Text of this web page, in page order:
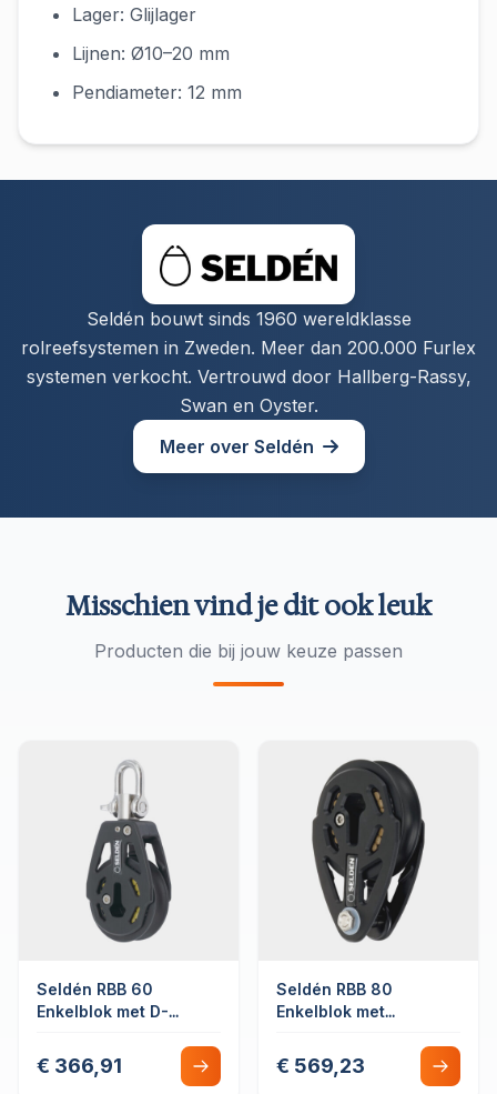
Lager: Glijlager
Lijnen: Ø10–20 mm
Pendiameter: 12 mm
Seldén bouwt sinds 1960 wereldklasse
rolreefsystemen in Zweden. Meer dan 200.000 Furlex
systemen verkocht. Vertrouwd door Hallberg-Rassy,
Swan en Oyster.
Meer over Seldén
Misschien vind je dit ook leuk
Producten die bij jouw keuze passen
Seldén RBB 60
Enkelblok met D-
€ 366,91
Seldén RBB 80
Enkelblok met
€ 569,23